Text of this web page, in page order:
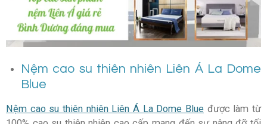
Nệm cao su thiên nhiên Liên Á La Dome
Blue
Nệm cao su thiên nhiên Liên Á La Dome Blue được làm từ